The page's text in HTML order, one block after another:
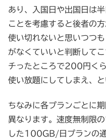
あり、入国日や出国日は
ことを考慮すると後者の
使い切れないと思いつつ
がなくていいと判断して
チったところで200円く
使い放題にしてしまえ、と
ちなみに各プランごとに
異なります。速度無制限
した100GB/日プランの